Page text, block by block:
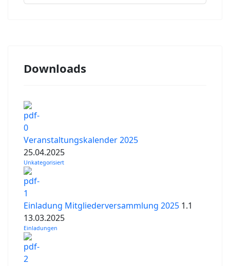
Downloads
Veranstaltungskalender 2025
25.04.2025
Unkategorisiert
Einladung Mitgliederversammlung 2025 1.1
13.03.2025
Einladungen